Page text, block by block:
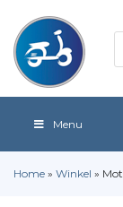
Menu
Home » Winkel »